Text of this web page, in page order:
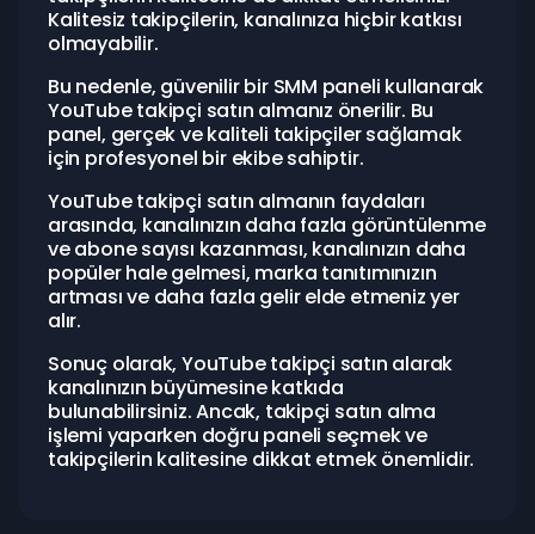
Kalitesiz takipçilerin, kanalınıza hiçbir katkısı
olmayabilir.
Bu nedenle, güvenilir bir SMM paneli kullanarak
YouTube takipçi satın almanız önerilir. Bu
panel, gerçek ve kaliteli takipçiler sağlamak
için profesyonel bir ekibe sahiptir.
YouTube takipçi satın almanın faydaları
arasında, kanalınızın daha fazla görüntülenme
ve abone sayısı kazanması, kanalınızın daha
popüler hale gelmesi, marka tanıtımınızın
artması ve daha fazla gelir elde etmeniz yer
alır.
Sonuç olarak, YouTube takipçi satın alarak
kanalınızın büyümesine katkıda
bulunabilirsiniz. Ancak, takipçi satın alma
işlemi yaparken doğru paneli seçmek ve
takipçilerin kalitesine dikkat etmek önemlidir.